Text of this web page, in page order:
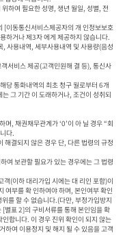
이동통신서비스제공자의 개 인정보보호
하거나 제3자 에게 제공하지 않습니다.
당 통화내역의 최초 청구 월로부터 6개
그 기간 이 도래하거나, 조건이 성취되
다.
(이하 대리가입 시에는 대 리인 포함)이
여부를 확 인하여야 하며, 본인여부 확인
를 할 수 없습니다.(다만, 부정가입방지
별표 2]의 구비서류를 통해 본인임을 확
합니다. 이 경우 진위 확인이 되지 않는
여 이용정지 및 해지 될 수 있음을 고객